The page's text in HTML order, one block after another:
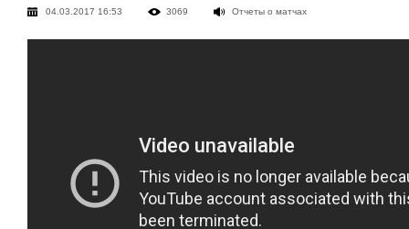
04.03.2017 16:53 3069 Отчеты о матчах